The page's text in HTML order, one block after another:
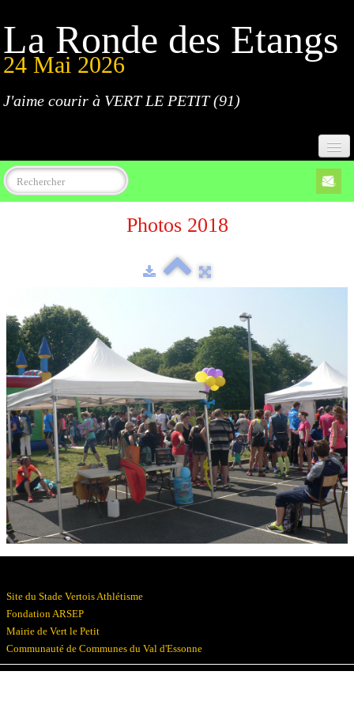
La Ronde des Etangs
24 Mai 2026
J'aime courir à VERT LE PETIT (91)
Accueil
Parcours
Résultats
Devenez bénévoles
Partenaires
Photos▼
Photos 2018
Site du Stade Vertois Athlétisme
Fondation ARSEP
Mairie de Vert le Petit
Communauté de Communes du Val d'Essonne